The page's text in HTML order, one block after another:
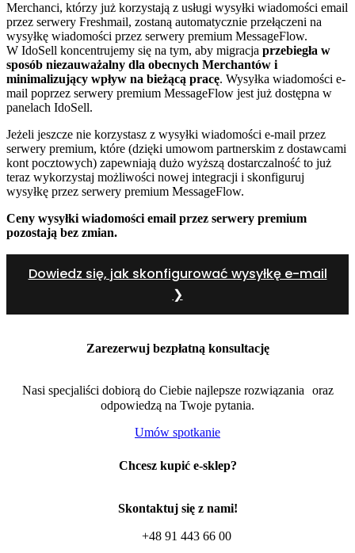
Merchanci, którzy już korzystają z usługi wysyłki wiadomości email
przez serwery Freshmail, zostaną automatycznie przełączeni na
wysyłkę wiadomości przez serwery premium MessageFlow.
W IdoSell koncentrujemy się na tym, aby migracja przebiegła w
sposób niezauważalny dla obecnych Merchantów i
minimalizujący wpływ na bieżącą pracę. Wysyłka wiadomości e-
mail poprzez serwery premium MessageFlow jest już dostępna w
panelach IdoSell.
Jeżeli jeszcze nie korzystasz z wysyłki wiadomości e-mail przez
serwery premium, które (dzięki umowom partnerskim z dostawcami
kont pocztowych) zapewniają dużo wyższą dostarczalność to już
teraz wykorzystaj możliwości nowej integracji i skonfiguruj
wysyłkę przez serwery premium MessageFlow.
Ceny wysyłki wiadomości email przez serwery premium
pozostają bez zmian.
Dowiedz się, jak skonfigurować wysyłkę e-mail
❯
Zarezerwuj bezpłatną konsultację
Nasi specjaliści dobiorą do Ciebie najlepsze rozwiązania oraz
odpowiedzą na Twoje pytania.
Umów spotkanie
Chcesz kupić e-sklep?
Skontaktuj się z nami!
+48 91 443 66 00